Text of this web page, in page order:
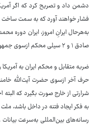
دشمن داد و تصریح کرد که اگر
فشار خواهند آورد که به سمت ساخت
به‌هرحال ایرانِ امروز، ایران دوره
صادق ۱ و ۲ سیلی محکم ازسوی جمهوری اسلامی ایران خوردند.
ضربه متقابل و محکم ایران به
حرف آخر ازسوی حضرت آیت‌الله
شرارتی از خارج صورت بگیرد که
به فکر ایجاد فتنه در داخل باشد،
رسانه‌های بین‌المللی به‌سرعت